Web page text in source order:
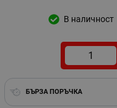
В наличност
БЪРЗА ПОРЪЧКА